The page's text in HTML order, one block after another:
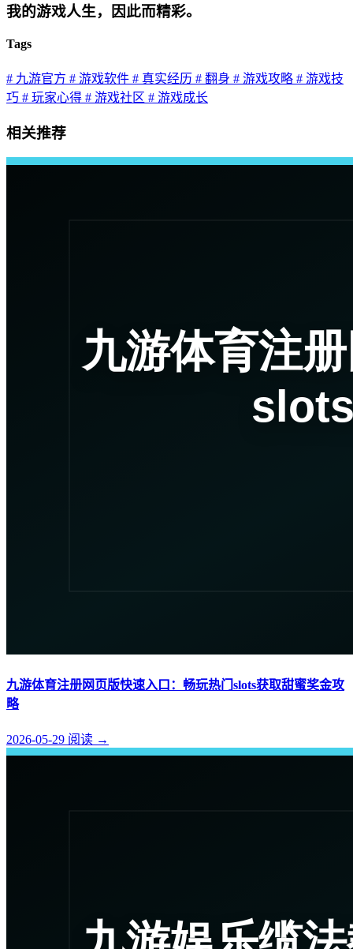
我的游戏人生，因此而精彩。
Tags
# 九游官方 # 游戏软件 # 真实经历 # 翻身 # 游戏攻略 # 游戏技
巧 # 玩家心得 # 游戏社区 # 游戏成长
相关推荐
九游体育注册网页版快速入口：畅玩热门slots获取甜蜜奖金攻
略
2026-05-29 阅读 →